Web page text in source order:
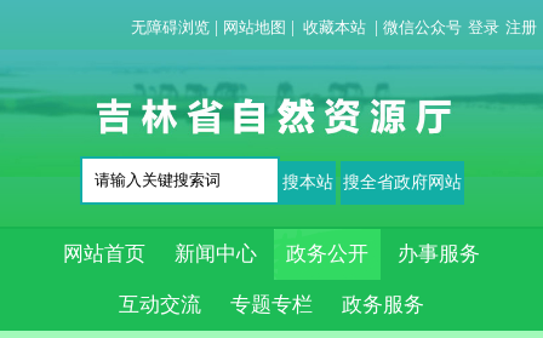
登录 注册
无障碍浏览 网站地图 收藏本站 微信公众号
网站首页 新闻中心 政务公开 办事服务
互动交流 专题专栏 政务服务